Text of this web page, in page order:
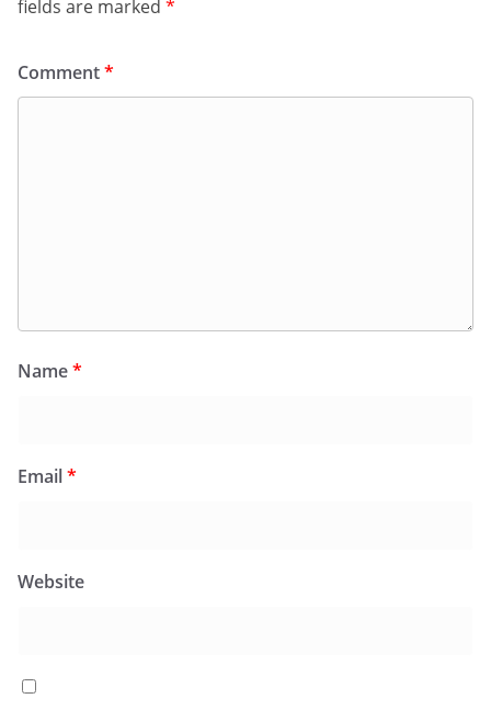
fields are marked *
Comment*
Name*
Email*
Website